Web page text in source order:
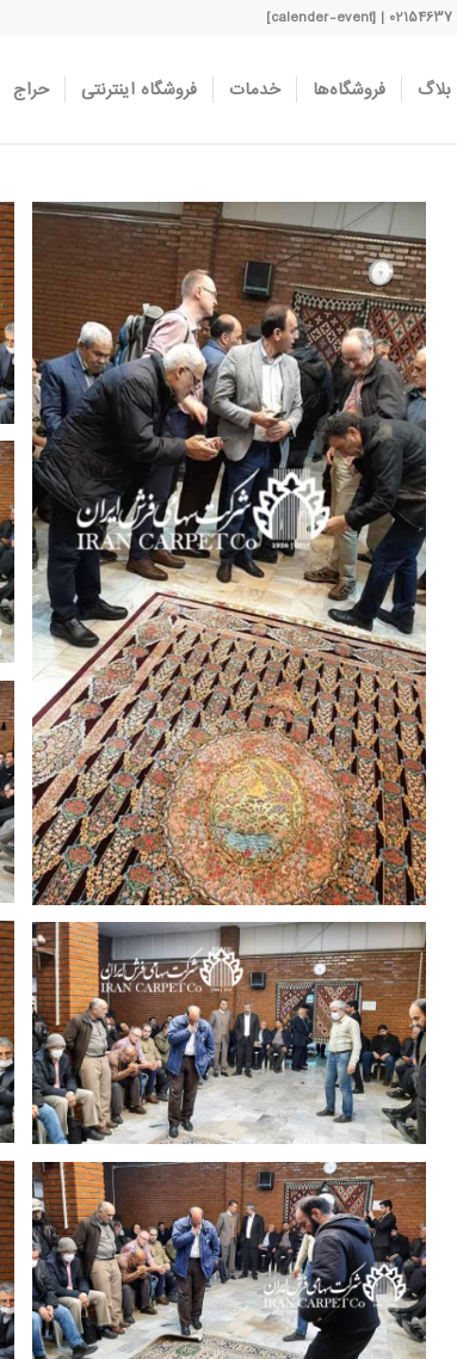
بلاگ فروشگاه‌ها خدمات فروشگاه اینترنتی حراج
نوزدهمین جلسه حراج فرش شرکت سهامی
فرش ایران 25 آذرماه 1398 | عکس: حسین
معروفی
نوزدهمین جلسه حراج فرش شرکت سهامی
فرش ایران 25 آذرماه 1398 | عکس: حسین
معروفی
نوزدهمین جلسه حراج فرش شرکت سهامی
فرش ایران 25 آذرماه 1398 | عکس: حسین
معروفی